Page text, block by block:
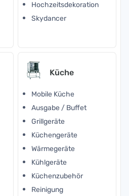
Hochzeitsdekoration
Skydancer
Küche
Mobile Küche
Ausgabe / Buffet
Grillgeräte
Küchengeräte
Wärmegeräte
Kühlgeräte
Küchenzubehör
Reinigung